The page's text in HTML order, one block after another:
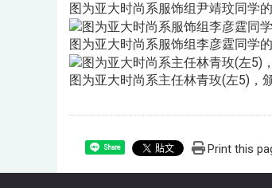
图为亚大时尚系服饰组尹靖玟同学
图为亚大时尚系服饰组李彦霆同学
图为亚大时尚系主任林青玫(左5)，
Share Print this